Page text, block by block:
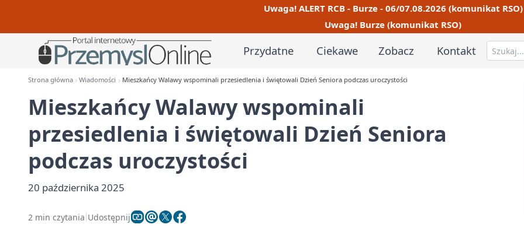
Uwaga! ALERT RCB - Burze - 06/07.08.2026 (komunikat RSO)
Uwaga! Burze (komunikat RSO)
Przydatne Ciekawe Zobacz Kontakt
Strona główna Wiadomości Mieszkańcy Walawy wspominali przesiedlenia i świętowali Dzień Seniora podczas uroczystości
Mieszkańcy Walawy wspominali
przesiedlenia i świętowali Dzień Seniora
podczas uroczystości
20 października 2025
2 min czytania Udostępnij